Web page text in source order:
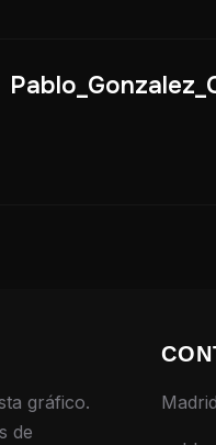
gráfico.
de
Madrid